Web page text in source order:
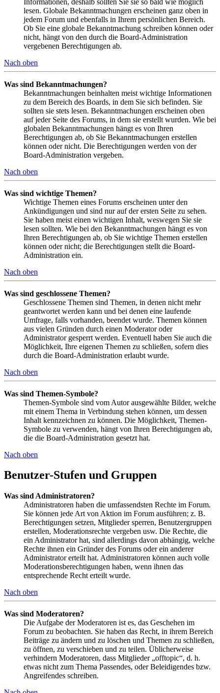
lesen. Globale Bekanntmachungen erscheinen ganz oben in
jedem Forum und ebenfalls in Ihrem persönlichen Bereich.
Ob Sie eine globale Bekanntmachung schreiben können oder
nicht, hängt von den durch die Board-Administration
vergebenen Berechtigungen ab.
Nach oben
Was sind Bekanntmachungen?
Bekanntmachungen beinhalten meist wichtige Informationen
zu dem Bereich des Boards, in dem Sie sich befinden. Sie
sollten sie stets lesen. Bekanntmachungen erscheinen oben
auf jeder Seite des Forums, in dem sie erstellt wurden. Wie bei
globalen Bekanntmachungen hängt es von Ihren
Berechtigungen ab, ob Sie Bekanntmachungen erstellen
können oder nicht. Die Berechtigungen werden von der
Board-Administration vergeben.
Nach oben
Was sind wichtige Themen?
Wichtige Themen eines Forums erscheinen unter den
Ankündigungen und sind nur auf der ersten Seite zu sehen.
Sie haben meist einen wichtigen Inhalt, weswegen Sie sie
lesen sollten. Wie bei den Bekanntmachungen hängt es von
Ihren Berechtigungen ab, ob Sie wichtige Themen erstellen
können oder nicht; die Berechtigungen stellt die Board-
Administration ein.
Nach oben
Was sind geschlossene Themen?
Geschlossene Themen sind Themen, in denen nicht mehr
geantwortet werden kann und bei denen eine laufende
Umfrage, falls vorhanden, beendet wurde. Themen können
aus vielen Gründen durch einen Moderator oder
Administrator gesperrt werden. Eventuell haben Sie auch die
Möglichkeit, Ihre eigenen Themen zu schließen, sofern dies
durch die Board-Administration erlaubt wurde.
Nach oben
Was sind Themen-Symbole?
Themen-Symbole sind vom Autor ausgewählte Bilder, welche
mit einem Thema in Verbindung stehen können, um dessen
Inhalt kennzeichnen zu können. Die Möglichkeit, Themen-
Symbole zu verwenden, hängt von Ihren Berechtigungen ab,
die die Board-Administration gesetzt hat.
Nach oben
Benutzer-Stufen und Gruppen
Was sind Administratoren?
Administratoren haben die umfassendsten Rechte im Forum.
Sie können jede Art von Aktion im Forum ausführen; z. B.
Berechtigungen setzen, Mitglieder sperren, Benutzergruppen
erstellen, Moderationsrechte vergeben usw. Die Rechte, die
ein Administrator hat, sind allerdings davon abhängig, welche
Rechte ihnen ein Gründer des Forums oder ein anderer
Administrator erteilt hat. Administratoren können auch volle
Moderationsberechtigungen haben, wenn ihnen das
entsprechende Recht erteilt wurde.
Nach oben
Was sind Moderatoren?
Die Aufgabe der Moderatoren ist es, das Geschehen im
Forum zu beobachten. Sie haben das Recht, in ihrem Bereich
Beiträge zu ändern und zu löschen und Themen zu schließen,
zu öffnen, zu verschieben und zu teilen. Üblicherweise
verhindern Moderatoren, dass Mitglieder „offtopic“, d. h.
etwas nicht zum Thema Passendes, oder Beleidigendes bzw.
Angreifendes schreiben.